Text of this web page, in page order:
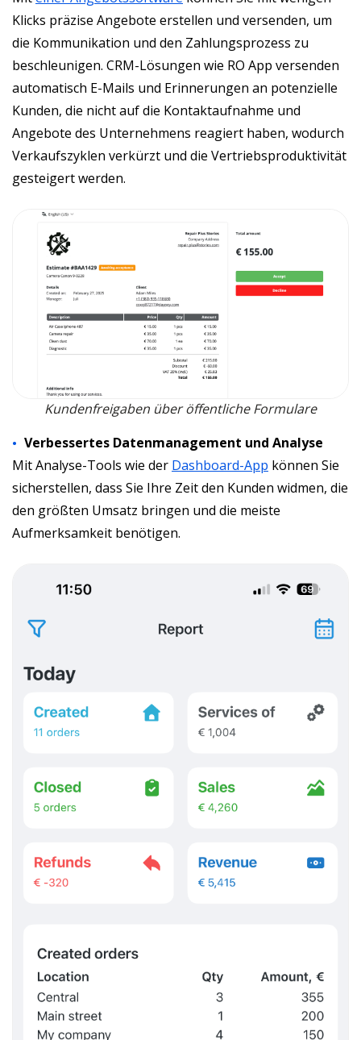
Klicks präzise Angebote erstellen und versenden, um
die Kommunikation und den Zahlungsprozess zu
beschleunigen. CRM-Lösungen wie RO App versenden
automatisch E-Mails und Erinnerungen an potenzielle
Kunden, die nicht auf die Kontaktaufnahme und
Angebote des Unternehmens reagiert haben, wodurch
Verkaufszyklen verkürzt und die Vertriebsproduktivität
gesteigert werden.
Kundenfreigaben über öffentliche Formulare
Verbessertes Datenmanagement und Analyse
Mit Analyse-Tools wie der Dashboard-App können Sie
sicherstellen, dass Sie Ihre Zeit den Kunden widmen, die
den größten Umsatz bringen und die meiste
Aufmerksamkeit benötigen.